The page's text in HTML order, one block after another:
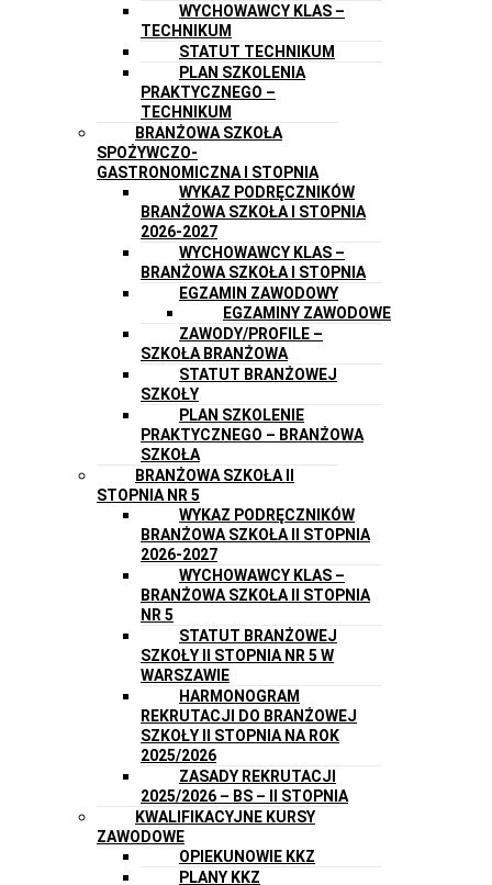
WYCHOWAWCY KLAS –
TECHNIKUM
STATUT TECHNIKUM
PLAN SZKOLENIA
PRAKTYCZNEGO –
TECHNIKUM
BRANŻOWA SZKOŁA
SPOŻYWCZO-
GASTRONOMICZNA I STOPNIA
WYKAZ PODRĘCZNIKÓW
BRANŻOWA SZKOŁA I STOPNIA
2026-2027
WYCHOWAWCY KLAS –
BRANŻOWA SZKOŁA I STOPNIA
EGZAMIN ZAWODOWY
EGZAMINY ZAWODOWE
ZAWODY/PROFILE –
SZKOŁA BRANŻOWA
STATUT BRANŻOWEJ
SZKOŁY
PLAN SZKOLENIE
PRAKTYCZNEGO – BRANŻOWA
SZKOŁA
BRANŻOWA SZKOŁA II
STOPNIA NR 5
WYKAZ PODRĘCZNIKÓW
BRANŻOWA SZKOŁA II STOPNIA
2026-2027
WYCHOWAWCY KLAS –
BRANŻOWA SZKOŁA II STOPNIA
NR 5
STATUT BRANŻOWEJ
SZKOŁY II STOPNIA NR 5 W
WARSZAWIE
HARMONOGRAM
REKRUTACJI DO BRANŻOWEJ
SZKOŁY II STOPNIA NA ROK
2025/2026
ZASADY REKRUTACJI
2025/2026 – BS – II STOPNIA
KWALIFIKACYJNE KURSY
ZAWODOWE
OPIEKUNOWIE KKZ
PLANY KKZ